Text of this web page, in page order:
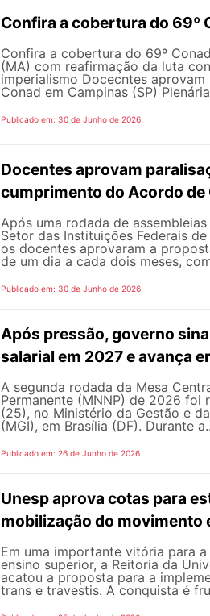
Confira a cobertura do 69º
Confira a cobertura do 69º
(MA) com reafirmação da luta
imperialismo Docecntes
Conad em Campinas (SP)
Publicado em: 30 de Junho de 2026
Docentes aprovam
cumprimento do Acordo de
Após uma rodada de
Setor das Instituições Federais
os docentes aprovaram a
de um dia a cada dois meses,
Publicado em: 30 de Junho de 2026
Após pressão, governo
salarial em 2027 e avança
A segunda rodada da Mesa
Permanente (MNNP) de 2026 foi
(25), no Ministério da Gestão e
(MGI), em Brasília (DF). Durante
Publicado em: 26 de Junho de 2026
Unesp aprova cotas para
mobilização do movimento
Em uma importante vitória para
ensino superior, a Reitoria da
acatou a proposta para a
trans e travestis. A conquista é